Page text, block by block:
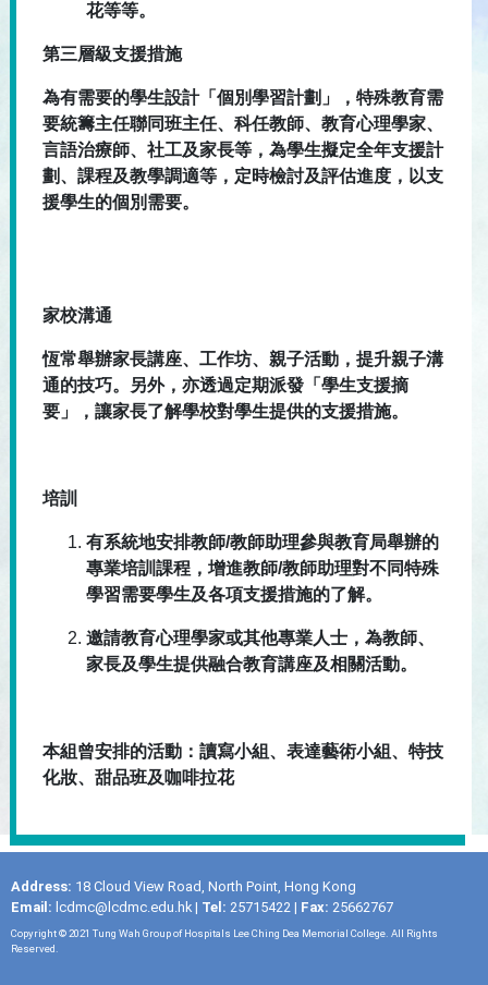
花等等。
第三層級支援措施
為有需要的學生設計「個別學習計劃」，特殊教育需
要統籌主任聯同班主任、科任教師、教育心理學家、
言語治療師、社工及家長等，為學生擬定全年支援計
劃、課程及教學調適等，定時檢討及評估進度，以支
援學生的個別需要。
家校溝通
恆常舉辦家長講座、工作坊、親子活動，提升親子溝
通的技巧。另外，亦透過定期派發「學生支援摘
要」，讓家長了解學校對學生提供的支援措施。
培訓
有系統地安排教師/教師助理參與教育局舉辦的
專業培訓課程，增進教師/教師助理對不同特殊
學習需要學生及各項支援措施的了解。
邀請教育心理學家或其他專業人士，為教師、
家長及學生提供融合教育講座及相關活動。
本組曾安排的活動：讀寫小組、表達藝術小組、特技
化妝、甜品班及咖啡拉花
Address: 18 Cloud View Road, North Point, Hong Kong
Email: lcdmc@lcdmc.edu.hk | Tel: 25715422 | Fax: 25662767
Copyright © 2021 Tung Wah Group of Hospitals Lee Ching Dea Memorial College. All Rights
Reserved.